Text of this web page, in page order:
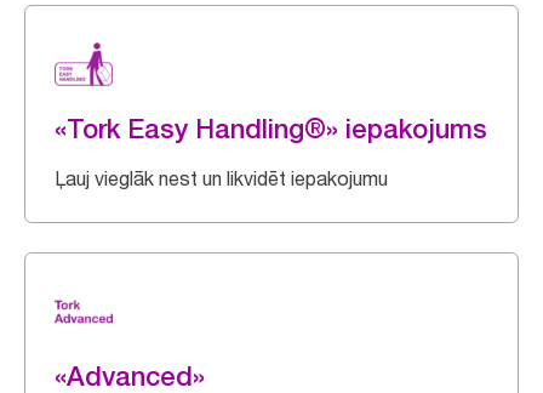
«Tork Easy Handling®» iepakojums
Ļauj vieglāk nest un likvidēt iepakojumu
«Advanced»